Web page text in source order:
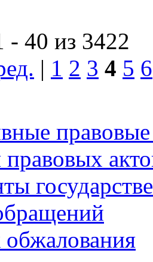
- 40 из 3422
| 1 2 3 4 5 6